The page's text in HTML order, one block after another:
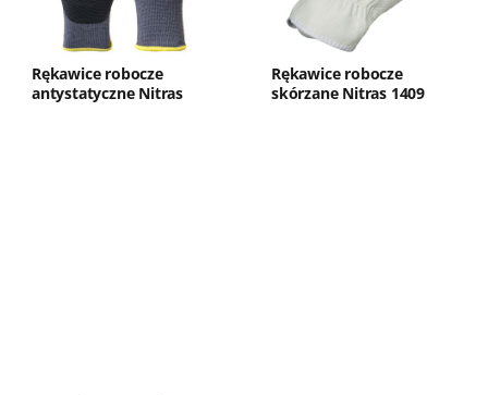
Rękawice robocze
antystatyczne Nitras
Rękawice robocze
skórzane Nitras 1409